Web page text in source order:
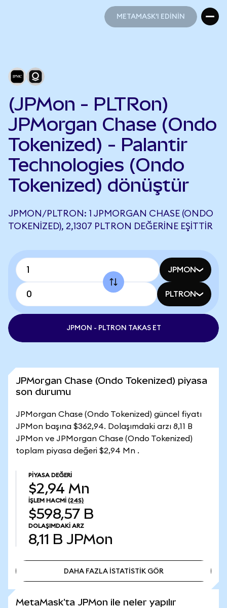
METAMASK'I EDİNİN
(JPMon - PLTRon)
JPMorgan Chase (Ondo
Tokenized) - Palantir
Technologies (Ondo
Tokenized) dönüştür
JPMON/PLTRON: 1 JPMORGAN CHASE (ONDO
TOKENIZED), 2,1307 PLTRON DEĞERINE EŞITTIR
JPMON
PLTRON
JPMON - PLTRON TAKAS ET
JPMorgan Chase (Ondo Tokenized) piyasa
son durumu
JPMorgan Chase (Ondo Tokenized) güncel fiyatı
JPMon başına $362,94. Dolaşımdaki arzı 8,11 B
JPMon ve JPMorgan Chase (Ondo Tokenized)
toplam piyasa değeri $2,94 Mn .
PIYASA DEĞERI
$2,94 Mn
İŞLEM HACMI (24S)
$598,57 B
DOLAŞIMDAKI ARZ
8,11 B JPMon
DAHA FAZLA İSTATİSTİK GÖR
MetaMask'ta JPMon ile neler yapılır